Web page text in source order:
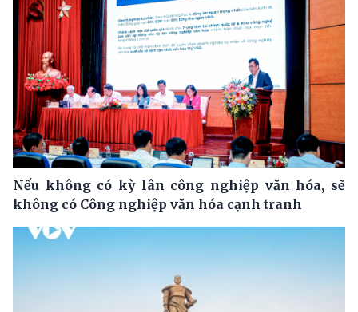
Nếu không có kỳ lân công nghiệp văn hóa, sẽ
không có Công nghiệp văn hóa cạnh tranh